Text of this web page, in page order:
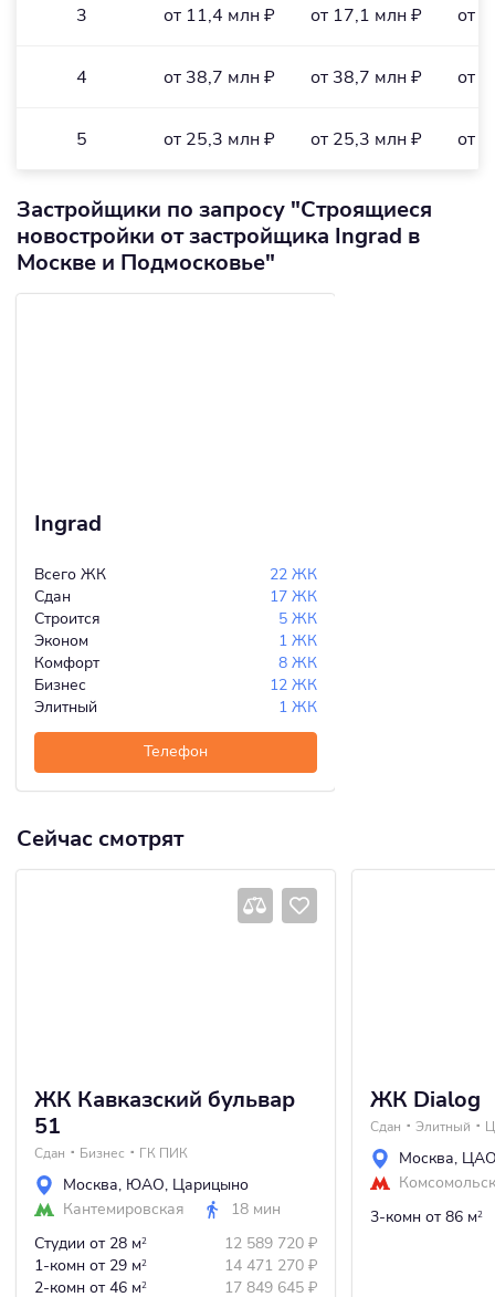
3 от 11,4 млн ₽ от 17,1 млн ₽ от
4 от 38,7 млн ₽ от 38,7 млн ₽ от
5 от 25,3 млн ₽ от 25,3 млн ₽ от
Застройщики по запросу "Строящиеся
новостройки от застройщика Ingrad в
Москве и Подмосковье"
Ingrad
Всего ЖК
22 ЖК
Сдан
17 ЖК
Строится
5 ЖК
Эконом
1 ЖК
Комфорт
8 ЖК
Бизнес
12 ЖК
Элитный
1 ЖК
Телефон
Сейчас смотрят
ЖК Кавказский бульвар
51
Сдан Бизнес ГК ПИК
Москва, ЮАО, Царицыно
Кантемировская
18 мин
Студии от 28 м2 12 589 720 ₽
1-комн от 29 м2 14 471 270 ₽
2-комн от 46 м2 17 849 645 ₽
ЖК Dialog
Сдан Элитный
Москва,
3-комн от 86 м2